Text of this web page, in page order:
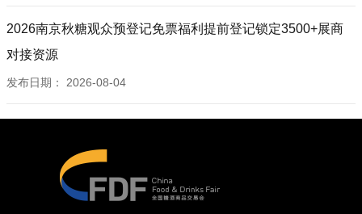
2026南京秋糖观众预登记免票福利提前登记锁定3500+展商
对接资源
发布日期： 2026-08-04